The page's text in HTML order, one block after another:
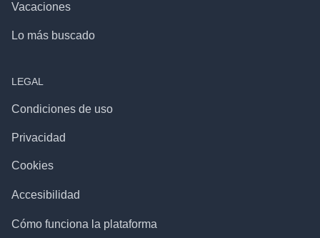
Vacaciones
Lo más buscado
LEGAL
Condiciones de uso
Privacidad
Cookies
Accesibilidad
Cómo funciona la plataforma